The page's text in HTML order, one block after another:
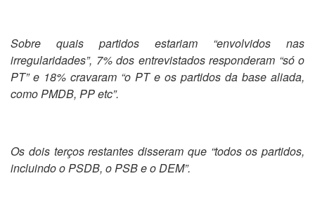
Sobre quais partidos estariam “envolvidos nas
irregularidades”, 7% dos entrevistados responderam “só o
PT” e 18% cravaram “o PT e os partidos da base aliada,
como PMDB, PP etc”.
Os dois terços restantes disseram que “todos os partidos,
incluindo o PSDB, o PSB e o DEM”.